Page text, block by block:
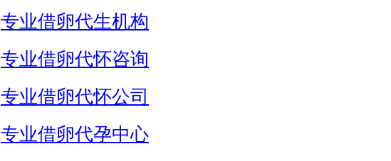
专业借卵代生机构
专业借卵代怀咨询
专业借卵代怀公司
专业借卵代孕中心